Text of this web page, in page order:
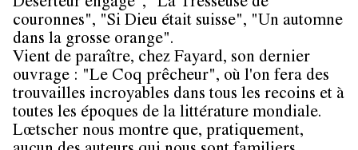
Déserteur engagé", "La Tresseuse de
couronnes", "Si Dieu était suisse", "Un automne
dans la grosse orange".
Vient de paraître, chez Fayard, son dernier
ouvrage : "Le Coq prêcheur", où l'on fera des
trouvailles incroyables dans tous les recoins et à
toutes les époques de la littérature mondiale.
Lœtscher nous montre que, pratiquement,